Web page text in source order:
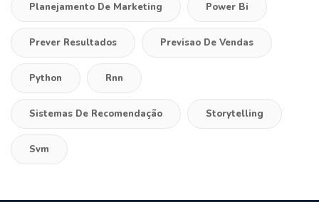
Planejamento De Marketing Power Bi
Prever Resultados Previsao De Vendas
Python Rnn
Sistemas De Recomendação Storytelling
Svm